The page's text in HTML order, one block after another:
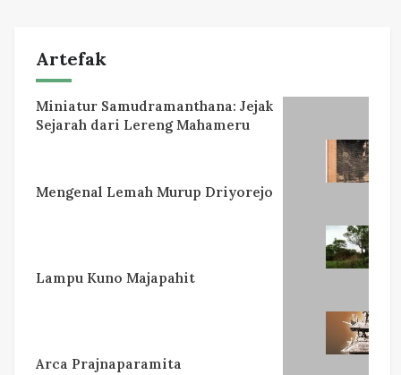
Artefak
Miniatur Samudramanthana: Jejak
Sejarah dari Lereng Mahameru
Mengenal Lemah Murup Driyorejo
Lampu Kuno Majapahit
Arca Prajnaparamita